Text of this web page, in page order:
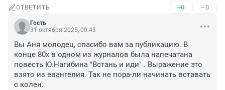
ОТВЕТИТЬ +0 –0
Гость
31 октября 2025, 00:43
Вы Аня молодец, спасибо вам за публикацию. В
конце 80х в одном из журналов была напечатана
повесть Ю.Нагибина "Встань и иди" . Выражение это
взято из евангелия. Так не пора-ли начинать вставать
с колен.